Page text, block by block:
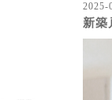
2025-
新築